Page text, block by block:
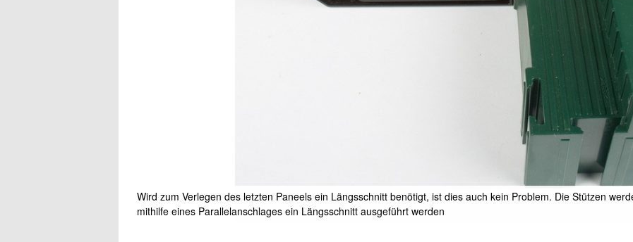
Wird zum Verlegen des letzten Paneels ein Längsschnitt benötigt, ist dies auch kein Problem. Die Stützen
mithilfe eines Parallelanschlages ein Längsschnitt ausgeführt werden